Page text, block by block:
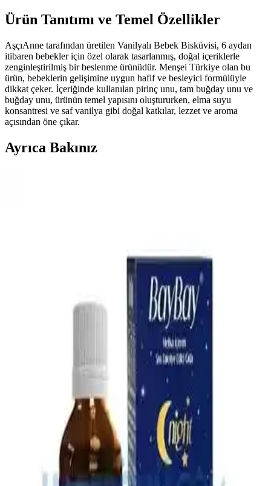
Ürün Tanıtımı ve Temel Özellikler
AşçıAnne tarafından üretilen Vanilyalı Bebek Bisküvisi, 6 aydan
itibaren bebekler için özel olarak tasarlanmış, doğal içeriklerle
zenginleştirilmiş bir beslenme ürünüdür. Menşei Türkiye olan bu
ürün, bebeklerin gelişimine uygun hafif ve besleyici formülüyle
dikkat çeker. İçeriğinde kullanılan pirinç unu, tam buğday unu ve
buğday unu, ürünün temel yapısını oluştururken, elma suyu
konsantresi ve saf vanilya gibi doğal katkılar, lezzet ve aroma
açısından öne çıkar.
Ayrıca Bakınız
En İyi Bebek Gaz İlacı Seçimi: Güvenilir ve Doğal
Çözümlerle Bebek Rahatlığı
Bebeklerin gaz sancılarını hafifletmek için doğal ve güvenilir bebek
gaz ilaçları hakkında bilgi alın. Doğru ürün seçimiyle bebeğinizin
Omo Hijyen Ürünleri: Günlük Temizlik ve Hijyen
İçin Güvenilir Çözüm
Omo hijyen ürünleri, çocuklar ve ev kullanımı için etkili temizlik ve
hijyen sağlar, çok yönlü ürün yelpazesiyle günlük yaşamda güvenilir
4 Aylık Bebekler İçin Ek Gıda Rehberi: Temel İlkeler
ve Uygulamalar
4 aylık bebekler için ek gıda süreci, gelişimsel belirtiler ve hijyen
kurallarıyla sağlıklı beslenme alışkanlıklarının kazanılması üzerine